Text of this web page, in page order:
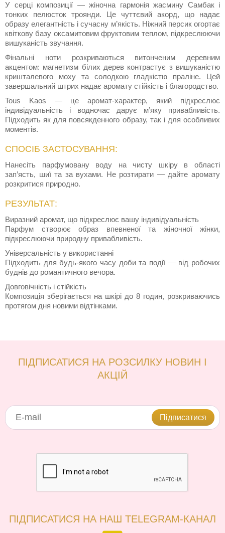
У серці композиції — жіночна гармонія жасмину Самбак і
тонких пелюсток троянди. Це чуттєвий акорд, що надає
образу елегантність і сучасну м’якість. Ніжний персик огортає
квіткову базу оксамитовим фруктовим теплом, підкреслюючи
вишуканість звучання.
Фінальні ноти розкриваються витонченим деревним
акцентом: магнетизм білих дерев контрастує з вишуканістю
кришталевого моху та солодкою гладкістю праліне. Цей
завершальний штрих надає аромату стійкість і благородство.
Tous Kaos — це аромат-характер, який підкреслює
індивідуальність і водночас дарує м’яку привабливість.
Підходить як для повсякденного образу, так і для особливих
моментів.
СПОСІБ ЗАСТОСУВАННЯ:
Нанесіть парфумовану воду на чисту шкіру в області
зап’ясть, шиї та за вухами. Не розтирати — дайте аромату
розкритися природно.
РЕЗУЛЬТАТ:
Виразний аромат, що підкреслює вашу індивідуальність
Парфум створює образ впевненої та жіночної жінки,
підкреслюючи природну привабливість.
Універсальність у використанні
Підходить для будь-якого часу доби та події — від робочих
буднів до романтичного вечора.
Довговічність і стійкість
Композиція зберігається на шкірі до 8 годин, розкриваючись
протягом дня новими відтінками.
ПІДПИСАТИСЯ НА РОЗСИЛКУ НОВИН І
АКЦІЙ
Підписатися
ПІДПИСАТИСЯ НА НАШ TELEGRAM-КАНАЛ